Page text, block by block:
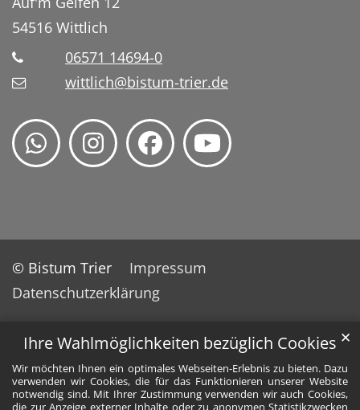
Ihre Wahlmöglichkeiten bezüglich Cookies
Wir möchten Ihnen ein optimales Webseiten-Erlebnis zu bieten. Dazu
verwenden wir Cookies, die für das Funktionieren unserer Website
notwendig sind. Mit Ihrer Zustimmung verwenden wir auch Cookies,
die zur Anzeige externer Inhalte oder zu anonymen Statistikzwecken
✕
54516 Wittlich
06571 14694-0
wittlich@bistum-trier.de
© Bistum Trier
Impressum
Datenschutzerklärung